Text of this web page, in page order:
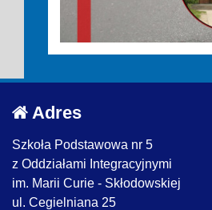
Adres
Szkoła Podstawowa nr 5
z Oddziałami Integracyjnymi
im. Marii Curie - Skłodowskiej
ul. Cegielniana 25